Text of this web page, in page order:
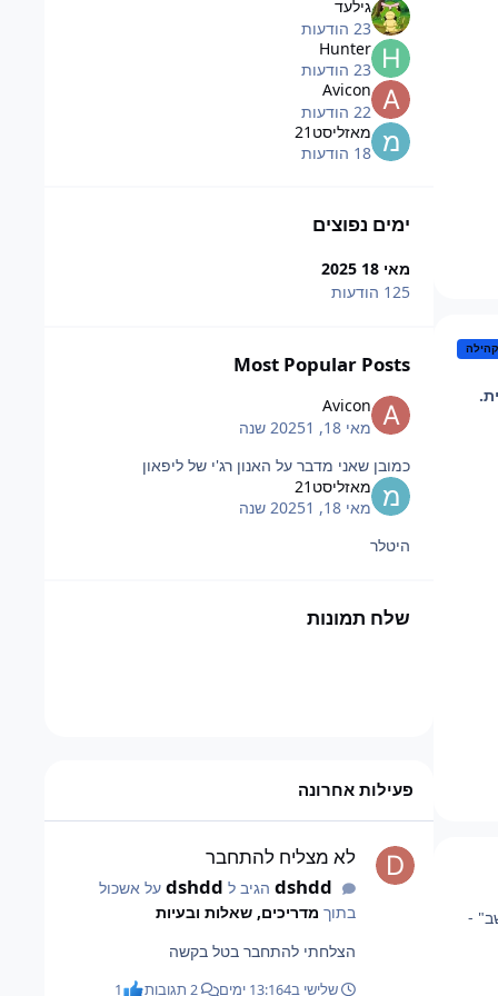
-
גילעד
23 הודעות
Hunter
23 הודעות
Avicon
22 הודעות
מאזליסט21
18 הודעות
ימים נפוצים
מאי 18 2025
125 הודעות
Most Popular Posts
Avicon
מאי 18, 2025
1 שנה
כמובן שאני מדבר על האנון רג'י של ליפאון
מאזליסט21
מאי 18, 2025
1 שנה
היטלר
שלח תמונות
פעילות אחרונה
לא מצליח להתחבר
dshddהגיב ל dshddעל אשכול
בתוך מדריכים, שאלות ובעיות
הצלחתי להתחבר בטל בקשה
שלישי ב13:164 ימים 2 תגובות 1